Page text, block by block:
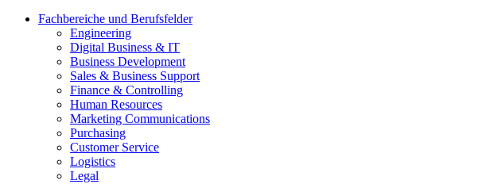
Fachbereiche und Berufsfelder
Engineering
Digital Business & IT
Business Development
Sales & Business Support
Finance & Controlling
Human Resources
Marketing Communications
Purchasing
Customer Service
Logistics
Legal